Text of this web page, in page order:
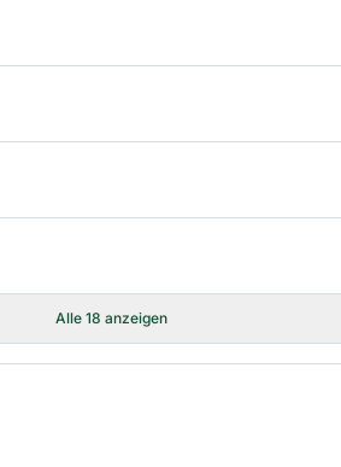
Alle 18 anzeigen